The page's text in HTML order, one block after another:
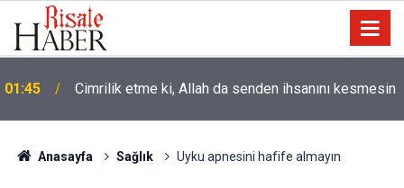
01:45 Cimrilik etme ki, Allah da senden ihsanını kesmesin
Anasayfa Sağlık Uyku apnesini hafife almayın